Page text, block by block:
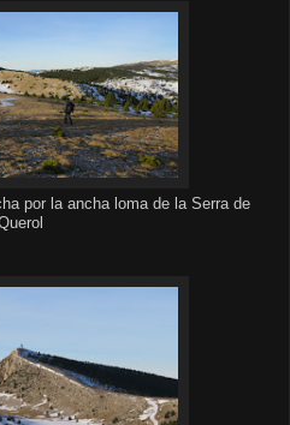
por la ancha loma de la Serra de